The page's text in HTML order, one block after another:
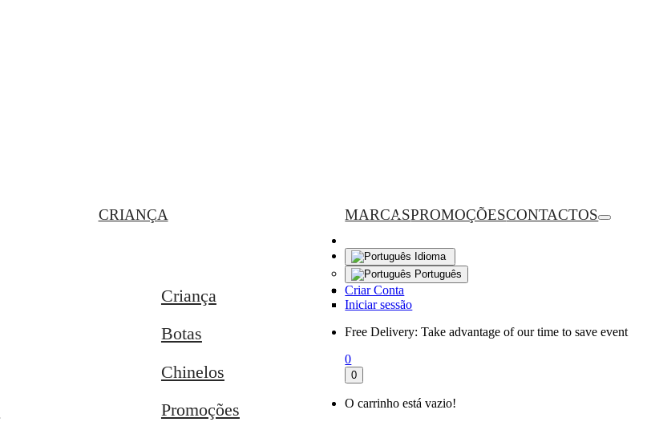
CRIANÇA
Criança
Botas
Chinelos
Promoções
MARCASPROMOÇÕESCONTACTOS
Idioma
Português
Criar Conta
Iniciar sessão
Free Delivery: Take advantage of our time to save event
0
0
O carrinho está vazio!